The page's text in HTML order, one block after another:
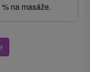
na masáže.